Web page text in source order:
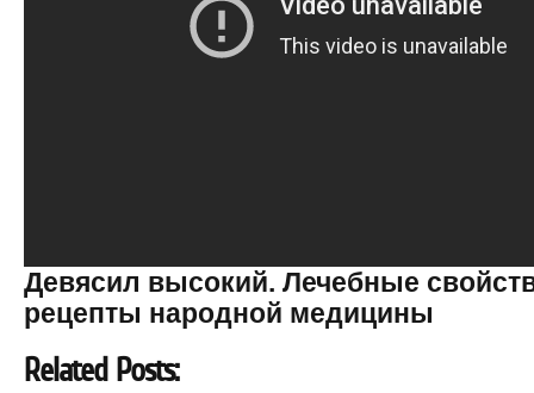
Девясил высокий. Лечебные
рецепты народной медицины
Related Posts: